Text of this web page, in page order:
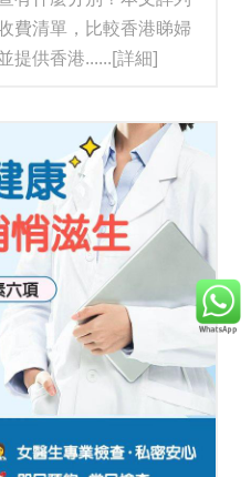
費清單，比較香港睇婦
提供香港......[詳細]